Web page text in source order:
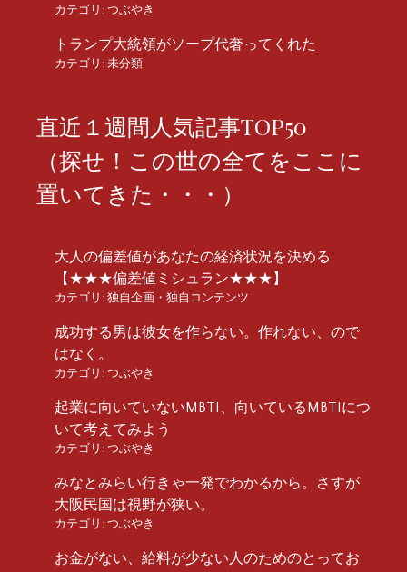
カテゴリ: つぶやき
トランプ大統領がソープ代奢ってくれた
カテゴリ: 未分類
直近１週間人気記事TOP50
（探せ！この世の全てをここに
置いてきた・・・）
大人の偏差値があなたの経済状況を決める
【★★★偏差値ミシュラン★★★】
カテゴリ: 独自企画・独自コンテンツ
成功する男は彼女を作らない。作れない、ので
はなく。
カテゴリ: つぶやき
起業に向いていないMBTI、向いているMBTIにつ
いて考えてみよう
カテゴリ: つぶやき
みなとみらい行きゃ一発でわかるから。さすが
大阪民国は視野が狭い。
カテゴリ: つぶやき
お金がない、給料が少ない人のためのとってお